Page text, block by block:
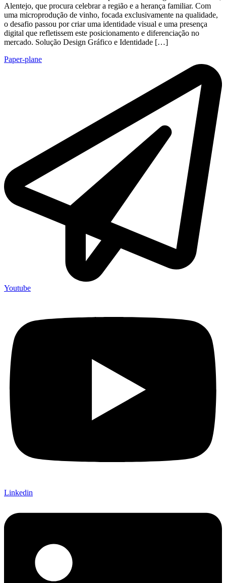
Alentejo, que procura celebrar a região e a herança familiar. Com
uma microprodução de vinho, focada exclusivamente na qualidade,
o desafio passou por criar uma identidade visual e uma presença
digital que refletissem este posicionamento e diferenciação no
mercado. Solução Design Gráfico e Identidade […]
Paper-plane
Youtube
Linkedin